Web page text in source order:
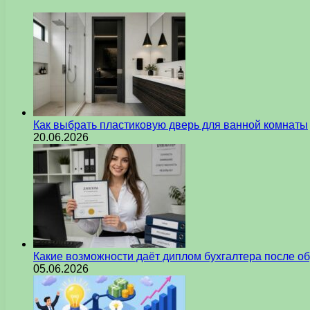
Как выбрать пластиковую дверь для ванной комнаты
20.06.2026
Какие возможности даёт диплом бухгалтера после
05.06.2026